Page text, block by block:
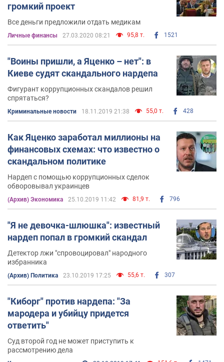
громкий проект
Все деньги предложили отдать медикам
Личные финансы 27.03.2020 08:21 95,8 т. 1521
"Воины пришли, а Яценко – нет": в
Киеве судят скандального нардепа
Фигурант коррупционных скандалов решил
спрятаться?
Криминальные новости 18.11.2019 21:38 55,0 т. 428
Как Яценко заработал миллионы на
финансовых схемах: что известно о
скандальном политике
Нардеп с помощью коррупционных сделок
обворовывал украинцев
(Архив) Экономика 25.10.2019 11:42 81,9 т. 796
"Я не девочка-шлюшка": известный
нардеп попал в громкий скандал
Детектор лжи "спровоцировал" народного
избранника
(Архив) Политика 23.10.2019 17:25 55,6 т. 307
"Киборг" против нардепа: "За
мародера и убийцу придется
ответить"
Суд второй год не может приступить к
рассмотрению дела